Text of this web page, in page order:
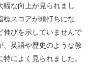
な向上が見られまし
標スコアが頭打ちにな
伸びを示していませんで
、英語や歴史のような教
によく見られました。